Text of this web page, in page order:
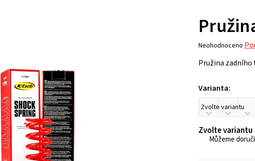
Průměrné
produktu
0,0
z 5
hvězdiček.
Neohodnoceno
Pružina
Varianta:
Zvolte variantu